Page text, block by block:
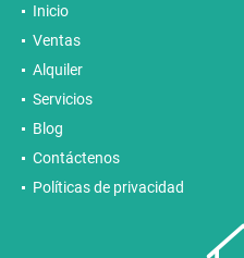
Inicio
Ventas
Alquiler
Servicios
Blog
Contáctenos
Políticas de privacidad